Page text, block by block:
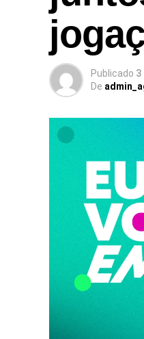
Publicado 3
De